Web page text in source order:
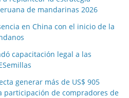
de mandarinas 2026
en China con el inicio de la
capacitación legal a las
generar más de US$ 905
participación de compradores de